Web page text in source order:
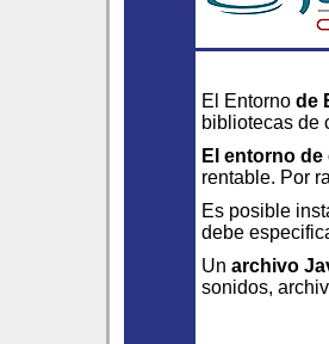
El Entorno de
bibliotecas de
El entorno
rentable. Por
Es posible
debe
Un archivo
sonidos,